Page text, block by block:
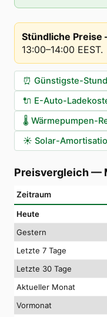
Stündliche
13:00–14:00 EEST.
⏰ Günstigste-
🔌 E-Auto-
🌡️ Wärmepumpen-
☀️ Solar-
Preisvergleich—
Zeitraum
Heute
Gestern
Letzte 7 Tage
Letzte 30 Tage
Aktueller Monat
Vormonat